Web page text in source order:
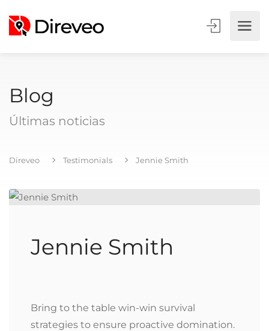
Blog
Últimas noticias
Direveo Testimonials Jennie Smith
Jennie Smith
Bring to the table win-win survival
strategies to ensure proactive domination.